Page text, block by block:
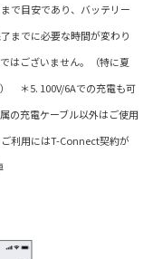
で目安であり、バッテリー
までに必要な時間が変わり
はございません。（特に夏
＊5. 100V/6Aでの充電も可
の充電ケーブル以外はご使用
利用にはT-Connect契約が